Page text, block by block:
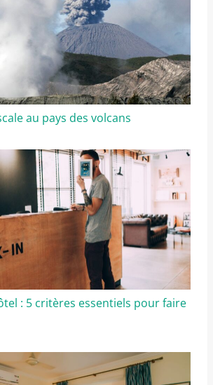
au pays des volcans
: 5 critères essentiels pour faire